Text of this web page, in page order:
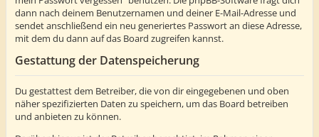
dann nach deinem Benutzernamen und deiner E-Mail-Adresse und
sendet anschließend ein neu generiertes Passwort an diese Adresse,
mit dem du dann auf das Board zugreifen kannst.
Gestattung der Datenspeicherung
Du gestattest dem Betreiber, die von dir eingegebenen und oben
näher spezifizierten Daten zu speichern, um das Board betreiben
und anbieten zu können.